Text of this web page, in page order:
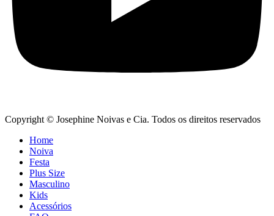
Copyright © Josephine Noivas e Cia. Todos os direitos reservados
Home
Noiva
Festa
Plus Size
Masculino
Kids
Acessórios